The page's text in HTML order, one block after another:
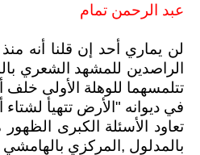
عبد الرحمن تمام
لن يماري أحد إن قلنا أنه
الراصدين للمشهد الشعري
تتلمسهما للوهلة الأولى خلف
في ديوانه "الأرض تتهيأ
تعاود الأسئلة الكبرى
بالمدلول ,المركزي بالهامشي